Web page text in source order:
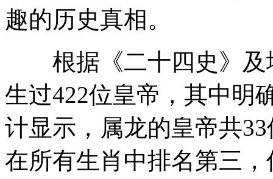
趣的历史真相。
根据《二十四史》及
生过422位皇帝，其中明
计显示，属龙的皇帝共
在所有生肖中排名第三